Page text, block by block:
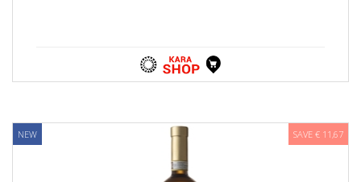
NEW SAVE € 11,67